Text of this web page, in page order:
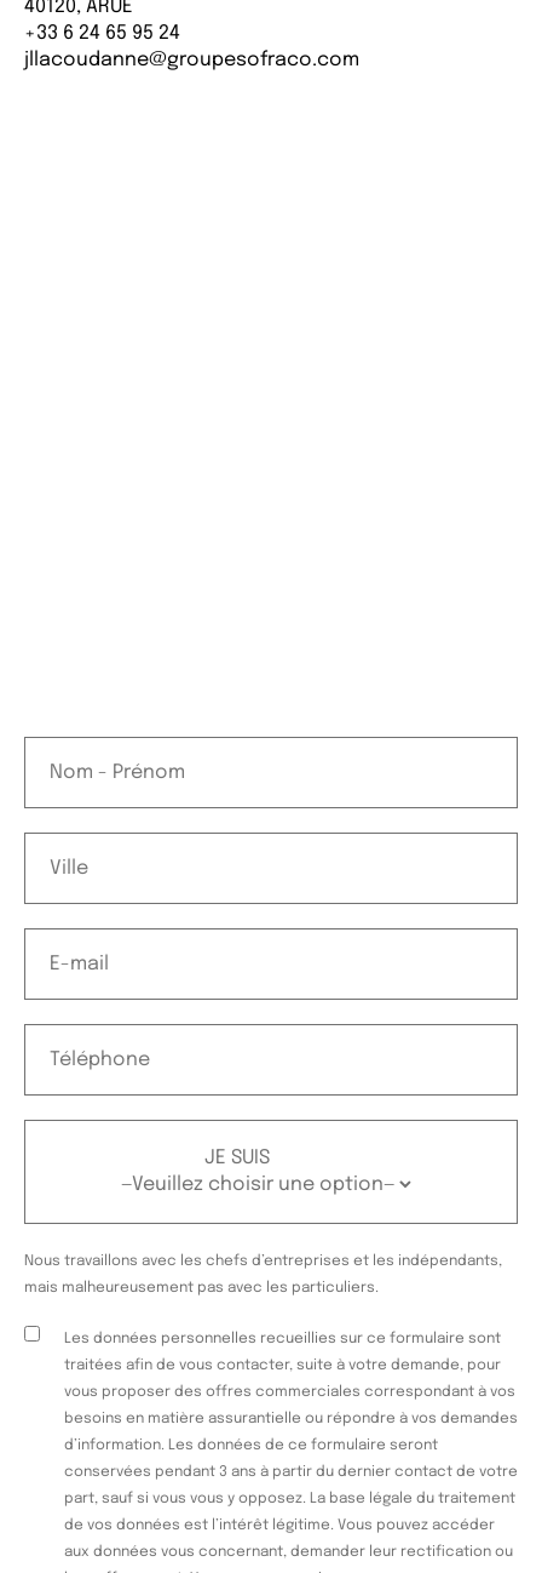
40120, ARUE
+33 6 24 65 95 24
jllacoudanne@groupesofraco.com
JE SUIS
Nous travaillons avec les chefs d’entreprises et les indépendants,
mais malheureusement pas avec les particuliers.
Les données personnelles recueillies sur ce formulaire sont
traitées afin de vous contacter, suite à votre demande, pour
vous proposer des offres commerciales correspondant à vos
besoins en matière assurantielle ou répondre à vos demandes
d’information. Les données de ce formulaire seront
conservées pendant 3 ans à partir du dernier contact de votre
part, sauf si vous vous y opposez. La base légale du traitement
de vos données est l’intérêt légitime. Vous pouvez accéder
aux données vous concernant, demander leur rectification ou